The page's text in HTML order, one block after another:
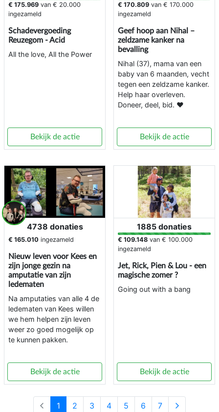
€ 175.969 van € 20.000
ingezameld
Schadevergoeding
Reuzegom - Acid
All the love, All the Power
Bekijk de actie
€ 170.809 van € 170.000
ingezameld
Geef hoop aan Nihal –
zeldzame kanker na
bevalling
Nihal (37), mama van een
baby van 6 maanden, vecht
tegen een zeldzame kanker.
Help haar overleven.
Doneer, deel, bid. ❤️
Bekijk de actie
4738 donaties
€ 165.010 ingezameld
Nieuw leven voor Kees en
zijn jonge gezin na
amputatie van zijn
ledematen
Na amputaties van alle 4 de
ledematen van Kees willen
we hem helpen zijn leven
weer zo goed mogelijk op
te kunnen pakken.
Bekijk de actie
1885 donaties
€ 109.148 van € 100.000
ingezameld
Jet, Rick, Pien & Lou - een
magische zomer ?
Going out with a bang
Bekijk de actie
1 2 3 4 5 6 7